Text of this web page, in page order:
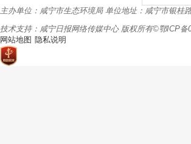
主办单位：咸宁市生态环境局 单位地址：咸宁市银桂
技术支持：咸宁日报网络传媒中心 版权所有©鄂ICP备
网站地图 隐私说明